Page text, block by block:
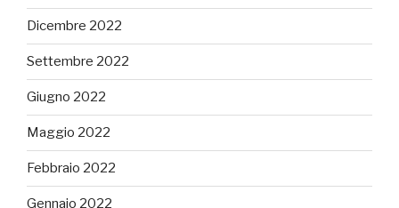
Dicembre 2022
Settembre 2022
Giugno 2022
Maggio 2022
Febbraio 2022
Gennaio 2022